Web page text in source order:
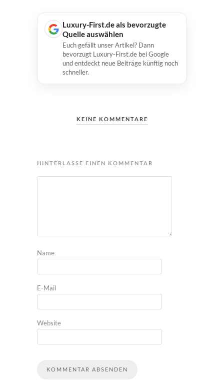
Luxury-First.de als bevorzugte
Quelle auswählen
Euch gefällt unser Artikel? Dann
bevorzugt Luxury-First.de bei Google
und entdeckt neue Beiträge künftig noch
schneller.
KEINE KOMMENTARE
HINTERLASSE EINEN KOMMENTAR
Name
E-Mail
Website